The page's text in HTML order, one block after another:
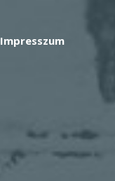
Impresszum